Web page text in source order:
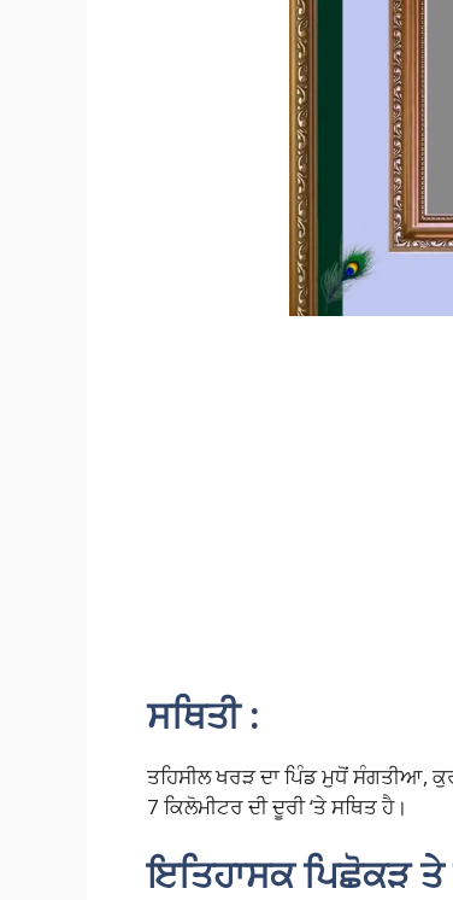
ਸਥਿਤੀ :
ਤਹਿਸੀਲ ਖਰੜ ਦਾ ਪਿੰਡ ਮੁਧੋਂ ਸੰਗਤੀਆ,
7 ਕਿਲੋਮੀਟਰ ਦੀ ਦੂਰੀ ‘ਤੇ ਸਥਿਤ ਹੈ।
ਇਤਿਹਾਸਕ ਪਿਛੋਕੜ ਤੇ